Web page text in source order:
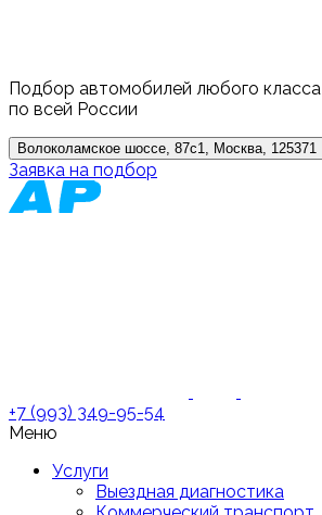
Подбор автомобилей любого класса
по всей России
Волоколамское шоссе, 87с1, Москва, 125371
Заявка на подбор
+7 (993) 349-95-54
Меню
Услуги
Выездная диагностика